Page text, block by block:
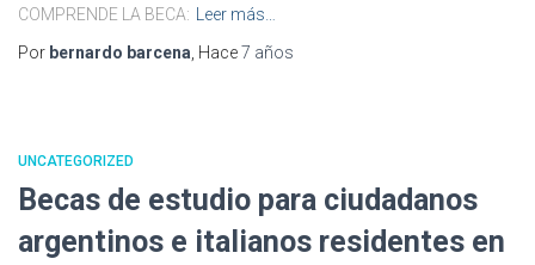
COMPRENDE LA BECA:
Leer más…
Por bernardo barcena , Hace7 años
UNCATEGORIZED
Becas de estudio para ciudadanos
argentinos e italianos residentes en